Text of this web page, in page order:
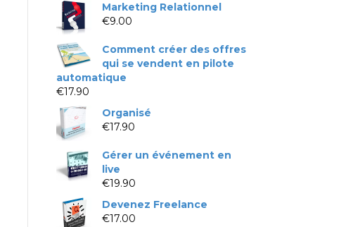
Marketing Relationnel
€9.00
Comment créer des offres
qui se vendent en pilote
automatique
€17.90
Organisé
€17.90
Gérer un événement en
live
€19.90
Devenez Freelance
€17.00